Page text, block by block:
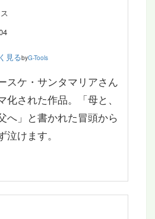
見るbyG-Tools
スケ・サンタマリアさん
化された作品。「母と、
へ」と書かれた冒頭から
けます。